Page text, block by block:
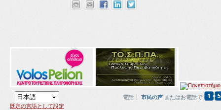
既定の言語として設定
電話 市民の声 またはお電話で